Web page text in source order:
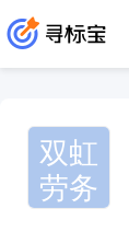
双虹
劳务